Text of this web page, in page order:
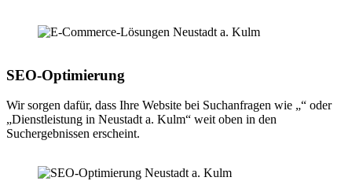
SEO-Optimierung
Wir sorgen dafür, dass Ihre Website bei Suchanfragen wie „“ oder
„Dienstleistung in Neustadt a. Kulm“ weit oben in den
Suchergebnissen erscheint.